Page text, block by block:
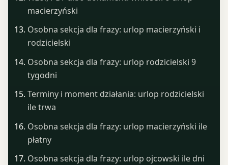
macierzyński
Osobna sekcja dla frazy: urlop macierzyński i
rodzicielski
Osobna sekcja dla frazy: urlop rodzicielski 9
tygodni
Terminy i moment działania: urlop rodzicielski
ile trwa
Osobna sekcja dla frazy: urlop macierzyński ile
płatny
Osobna sekcja dla frazy: urlop ojcowski ile dni